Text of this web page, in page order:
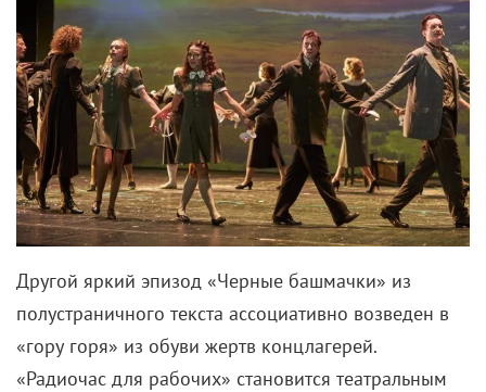
Другой яркий эпизод «Черные башмачки» из
полустраничного текста ассоциативно возведен в
«гору горя» из обуви жертв концлагерей.
«Радиочас для рабочих» становится театральным